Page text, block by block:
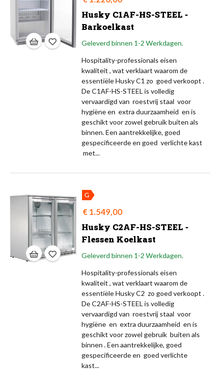
Husky C1AF-HS-STEEL -
Barkoelkast
Geleverd binnen 1-2 Werkdagen.
Hospitality-professionals eisen
kwaliteit , wat verklaart waarom de
essentiële Husky C1 zo goed verkoopt .
De C1AF-HS-STEEL is volledig
vervaardigd van roestvrij staal voor
hygiëne en extra duurzaamheid en is
geschikt voor zowel gebruik buiten als
binnen. Een aantrekkelijke, goed
gespecificeerde en goed verlichte kast
met...
Prijs
€ 1.549,00
Husky C2AF-HS-STEEL -
Flessen Koelkast
Geleverd binnen 1-2 Werkdagen.
Hospitality-professionals eisen
kwaliteit , wat verklaart waarom de
essentiële Husky C2 zo goed verkoopt .
De C2AF-HS-STEEL is volledig
vervaardigd van roestvrij staal voor
hygiëne en extra duurzaamheid en is
geschikt voor zowel gebruik buiten als
binnen . Een aantrekkelijke, goed
gespecificeerde en goed verlichte
kast...